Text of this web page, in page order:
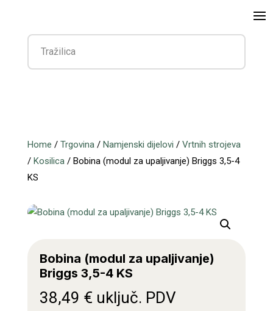
Home / Trgovina/ Namjenski dijelovi / Vrtnih strojeva
/ Kosilica/ Bobina (modul za upaljivanje) Briggs 3,5-4
KS
Bobina (modul za upaljivanje)
Briggs 3,5-4 KS
38,49 € uključ. PDV